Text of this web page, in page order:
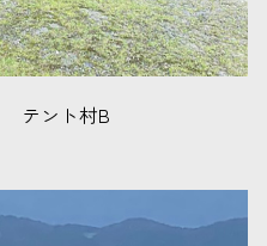
テント村B